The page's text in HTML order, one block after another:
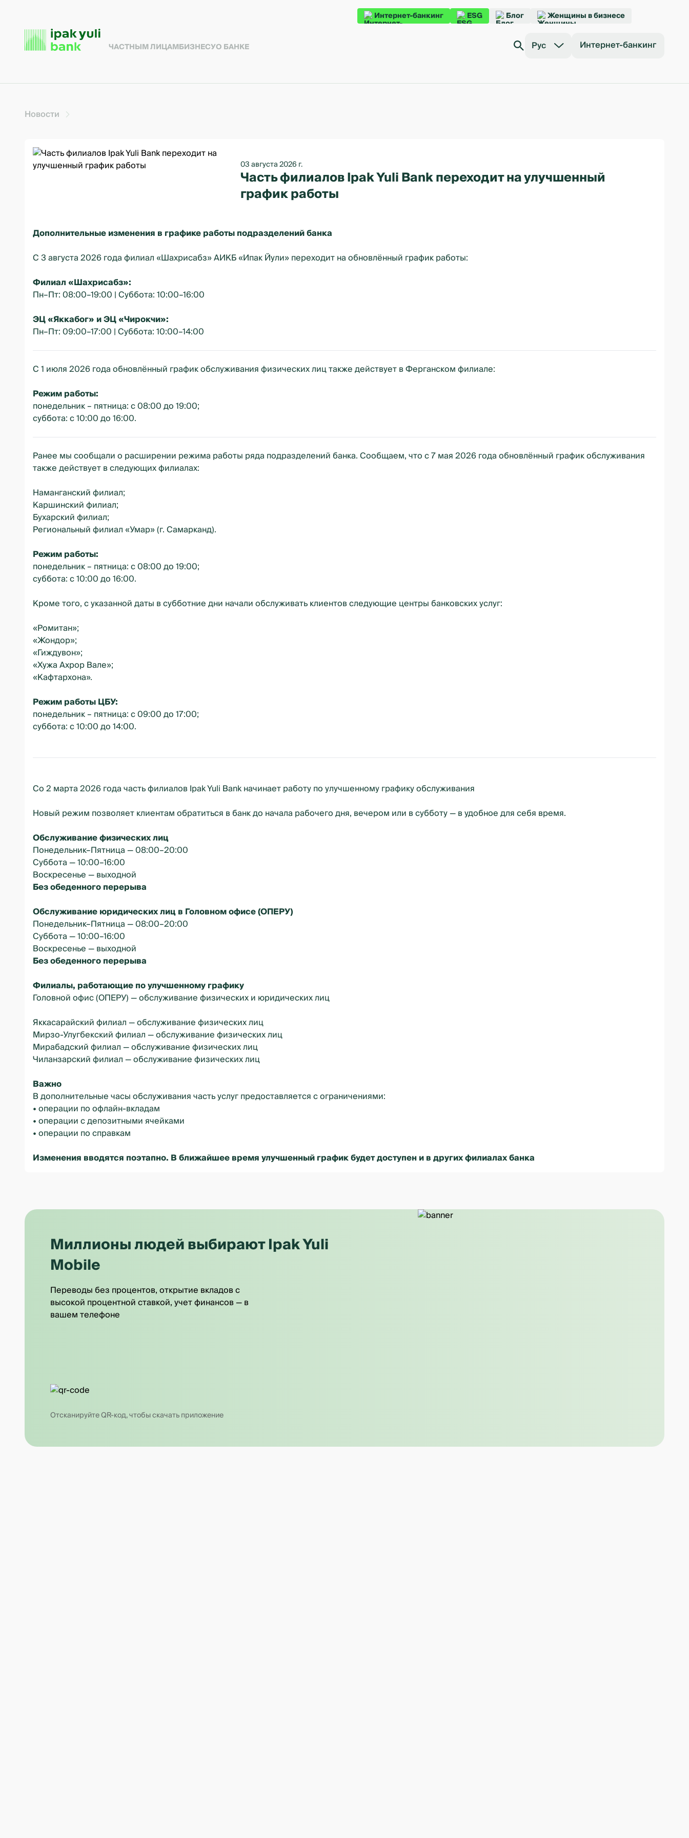
Интернет-банкинг ESG Блог Женщины в бизнесе
ЧАСТНЫМ ЛИЦАМБИЗНЕСУО БАНКЕ Рус Интернет-банкинг
Новости
03 августа 2026 г.
Часть филиалов Ipak Yuli Bank переходит на улучшенный
график работы
Дополнительные изменения в графике работы подразделений банка
С 3 августа 2026 года филиал «Шахрисабз» АИКБ «Ипак Йули» переходит на обновлённый график работы:
Филиал «Шахрисабз»:
Пн–Пт: 08:00–19:00 | Суббота: 10:00–16:00
ЭЦ «Яккабог» и ЭЦ «Чирокчи»:
Пн–Пт: 09:00–17:00 | Суббота: 10:00–14:00
С 1 июля 2026 года обновлённый график обслуживания физических лиц также действует в Ферганском филиале:
Режим работы:
понедельник – пятница: с 08:00 до 19:00;
суббота: с 10:00 до 16:00.
Ранее мы сообщали о расширении режима работы ряда подразделений банка. Сообщаем, что с 7 мая 2026 года обновлённый график обслуживания
также действует в следующих филиалах:
Наманганский филиал;
Каршинский филиал;
Бухарский филиал;
Региональный филиал «Умар» (г. Самарканд).
Режим работы:
понедельник – пятница: с 08:00 до 19:00;
суббота: с 10:00 до 16:00.
Кроме того, с указанной даты в субботние дни начали обслуживать клиентов следующие центры банковских услуг:
«Ромитан»;
«Жондор»;
«Гиждувон»;
«Хужа Ахрор Вале»;
«Кафтархона».
Режим работы ЦБУ:
понедельник – пятница: с 09:00 до 17:00;
суббота: с 10:00 до 14:00.
Со 2 марта 2026 года часть филиалов Ipak Yuli Bank начинает работу по улучшенному графику обслуживания
Новый режим позволяет клиентам обратиться в банк до начала рабочего дня, вечером или в субботу — в удобное для себя время.
Обслуживание физических лиц
Понедельник–Пятница — 08:00–20:00
Суббота — 10:00–16:00
Воскресенье — выходной
Без обеденного перерыва
Обслуживание юридических лиц в Головном офисе (ОПЕРУ)
Понедельник–Пятница — 08:00–20:00
Суббота — 10:00–16:00
Воскресенье — выходной
Без обеденного перерыва
Филиалы, работающие по улучшенному графику
Головной офис (ОПЕРУ) — обслуживание физических и юридических лиц
Яккасарайский филиал — обслуживание физических лиц
Мирзо-Улугбекский филиал — обслуживание физических лиц
Мирабадский филиал — обслуживание физических лиц
Чиланзарский филиал — обслуживание физических лиц
Важно
В дополнительные часы обслуживания часть услуг предоставляется с ограничениями:
• операции по офлайн-вкладам
• операции с депозитными ячейками
• операции по справкам
Изменения вводятся поэтапно. В ближайшее время улучшенный график будет доступен и в других филиалах банка
Миллионы людей выбирают Ipak Yuli
Mobile
Переводы без процентов, открытие вкладов с
высокой процентной ставкой, учет финансов — в
вашем телефоне
Отсканируйте QR-код, чтобы скачать приложение